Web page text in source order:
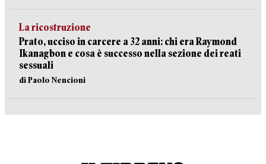
La ricostruzione
Prato, ucciso in carcere a 32 anni: chi era Raymond
Ikanagbon e cosa è successo nella sezione dei reati
sessuali
di Paolo Nencioni